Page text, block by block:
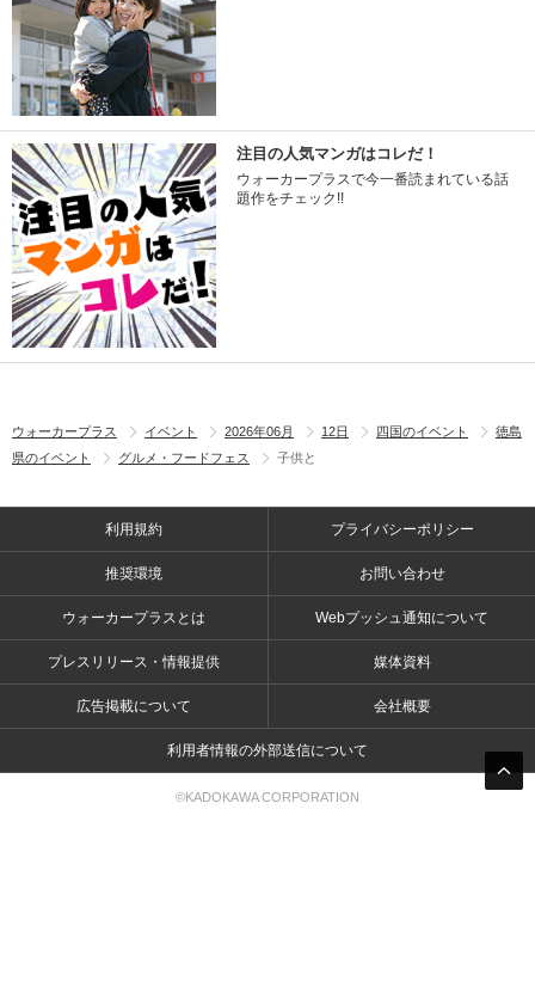
注目の人気マンガはコレだ！
ウォーカープラスで今一番読まれている話
題作をチェック!!
ウォーカープラス イベント 2026年06月 12日 四国のイベント
徳島
県のイベント
グルメ・フードフェス 子供と
利用規約 プライバシーポリシー
推奨環境 お問い合わせ
ウォーカープラスとは Webプッシュ通知について
プレスリリース・情報提供 媒体資料
広告掲載について 会社概要
利用者情報の外部送信について
©KADOKAWA CORPORATION